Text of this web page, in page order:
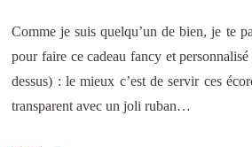
Comme je suis quelqu’un de bien, je te
pour faire ce cadeau fancy et
dessus) : le mieux c’est de servir ces
transparent avec un joli ruban…